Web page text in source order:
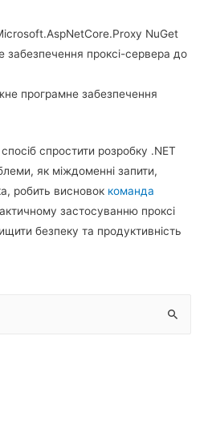
NuGet
забезпечення проксі-сервера до
програмне забезпечення
спростити розробку .NET
як міждоменні запити,
робить висновок команда
застосуванню проксі
безпеку та продуктивність